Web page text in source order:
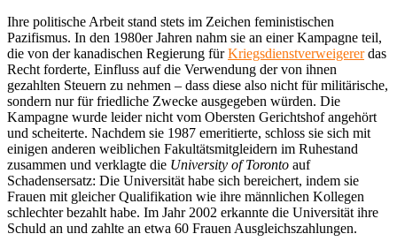
Ihre politische Arbeit stand stets im Zeichen feministischen
Pazifismus. In den 1980er Jahren nahm sie an einer Kampagne teil,
die von der kanadischen Regierung fürKriegsdienstverweigererdas
Recht forderte, Einfluss auf die Verwendung der von ihnen
gezahlten Steuern zu nehmen – dass diese also nicht für militärische,
sondern nur für friedliche Zwecke ausgegeben würden. Die
Kampagne wurde leider nicht vom Obersten Gerichtshof angehört
und scheiterte. Nachdem sie 1987 emeritierte, schloss sie sich mit
einigen anderen weiblichen Fakultätsmitgleidern im Ruhestand
zusammen und verklagte die University of Toronto auf
Schadensersatz: Die Universität habe sich bereichert, indem sie
Frauen mit gleicher Qualifikation wie ihre männlichen Kollegen
schlechter bezahlt habe. Im Jahr 2002 erkannte die Universität ihre
Schuld an und zahlte an etwa 60 Frauen Ausgleichszahlungen.